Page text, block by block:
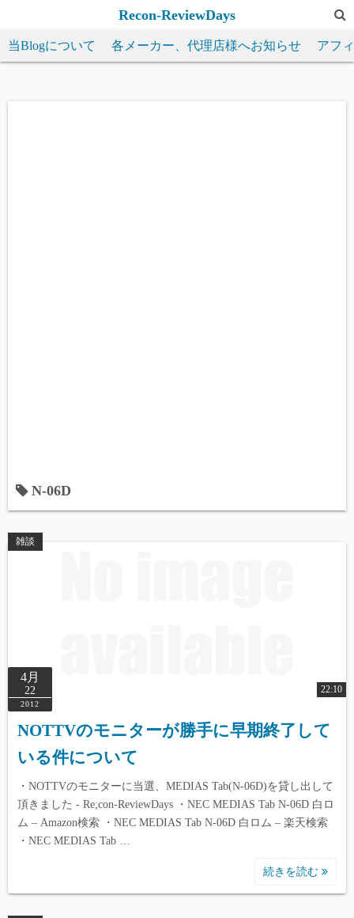
テ
Recon-ReviewDays
当Blogについて 各メーカー、代理店様へお知らせ アフ
N-06D
雑談
4月
22
2012
22:10
NOTTVのモニターが勝手に早期終了して
いる件について
・NOTTVのモニターに当選、MEDIAS Tab(N-06D)を貸し出して
頂きました - Re;con-ReviewDays ・NEC MEDIAS Tab N-06D 白ロ
ム – Amazon検索 ・NEC MEDIAS Tab N-06D 白ロム – 楽天検索
・NEC MEDIAS Tab …
続きを読む